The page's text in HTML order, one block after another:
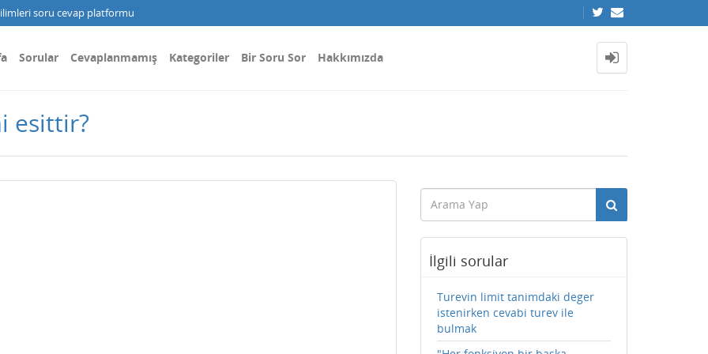
soru cevap platformu
Sorular Cevaplanmamış Kategoriler Bir Soru Sor Hakkımızda
esittir?
İlgili sorular
Turevin limit tanimdaki deger
istenirken cevabi turev ile
bulmak